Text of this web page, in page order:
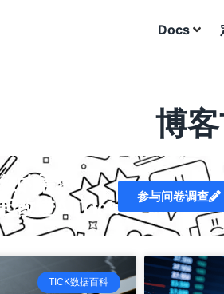
Docs
博
的需求
改进AllTick
参与问卷调查
TICK数据百科